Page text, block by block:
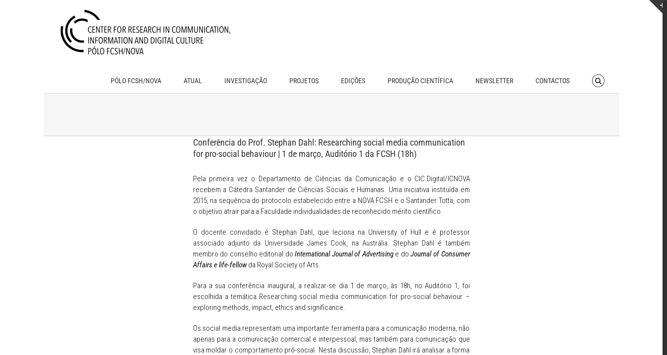
PÓLO FCSH/NOVA ATUAL INVESTIGAÇÃO PROJETOS EDIÇÕES PRODUÇÃO CIENTÍFICA NEWSLETTER CONTACTOS
Conferência do Prof. Stephan Dahl: Researching social media communication
for pro-social behaviour | 1 de março, Auditório 1 da FCSH (18h)
Pela primeira vez o Departamento de Ciências da Comunicação e o CIC.Digital/ICNOVA
recebem a Cátedra Santander de Ciências Sociais e Humanas. Uma iniciativa instituída em
2015, na sequência do protocolo estabelecido entre a NOVA FCSH e o Santander Totta, com
o objetivo atrair para a Faculdade individualidades de reconhecido mérito científico.
O docente convidado é Stephan Dahl, que leciona na University of Hull e é professor
associado adjunto da Universidade James Cook, na Austrália. Stephan Dahl é também
membro do conselho editorial doInternational Journal of Advertisinge doJournal of Consumer
Affairs e life-fellowda Royal Society of Arts.
Para a sua conferência inaugural, a realizar-se dia 1 de março, às 18h, no Auditório 1, foi
escolhida a temática Researching social media communication for pro-social behaviour –
exploring methods, impact, ethics and significance.
Os social media representam uma importante ferramenta para a comunicação moderna, não
apenas para a comunicação comercial e interpessoal, mas também para comunicação que
visa moldar o comportamento pró-social. Nesta discussão, Stephan Dahl irá analisar a forma